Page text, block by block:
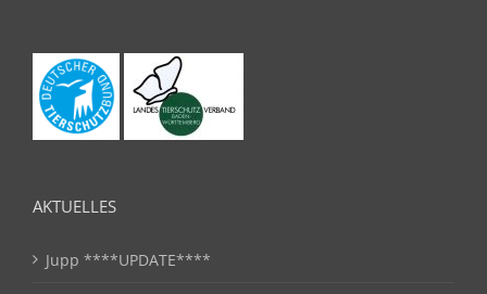
AKTUELLES
Jupp ****UPDATE****